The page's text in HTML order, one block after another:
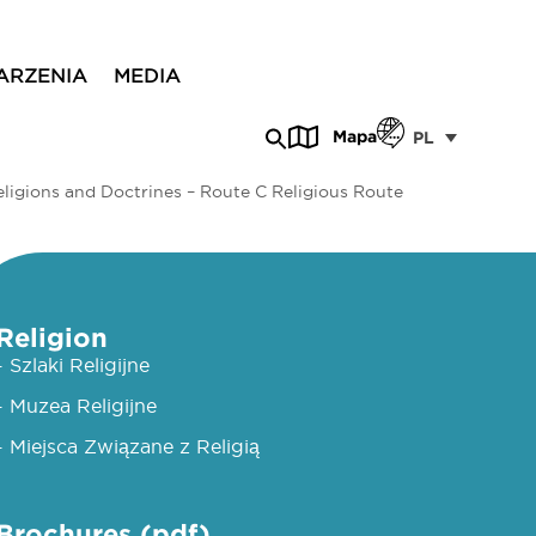
MEDIA
Mapa PL
and Doctrines – Route C Religious Route
Szlaki Religijne
Muzea Religijne
Miejsca Związane z Religią